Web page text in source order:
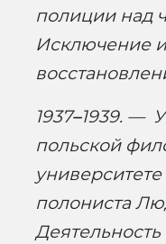
полиции над
Исключение
1937–1939. —
польской
полониста